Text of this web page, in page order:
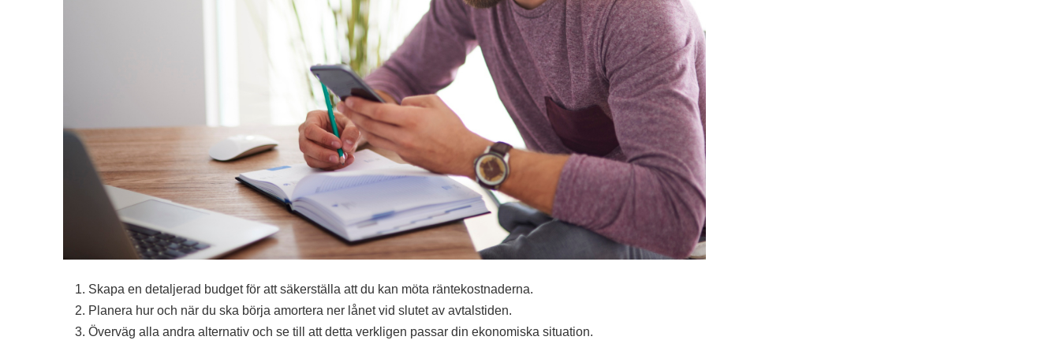
Skapa en detaljerad budget för att säkerställa att du kan möta räntekostnaderna.
Planera hur och när du ska börja amortera ner lånet vid slutet av avtalstiden.
Överväg alla andra alternativ och se till att detta verkligen passar din ekonomiska situation.